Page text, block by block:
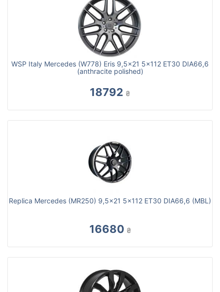
WSP Italy Mercedes (W778) Eris 9,5x21 5x112 ET30 DIA66,6
(anthracite polished)
18792 ₴
Replica Mercedes (MR250) 9,5x21 5x112 ET30 DIA66,6 (MBL)
16680 ₴